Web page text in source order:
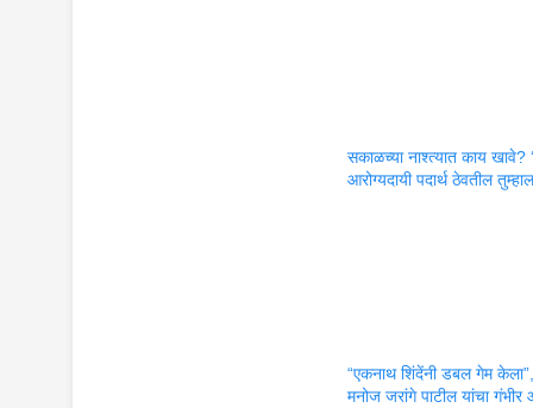
सकाळच्या नाश्त्यात काय खावे?
आरोग्यदायी पदार्थ ठेवतील
“एकनाथ शिंदेंनी डबल गेम केला”,
मनोज जरांगे पाटील यांचा गंभीर